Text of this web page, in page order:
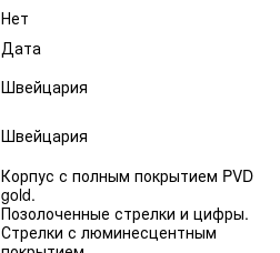
Нет
Дата
Швейцария
Швейцария
Корпус с полным покрытием PVD
gold.
Позолоченные стрелки и цифры.
Стрелки с люминесцентным